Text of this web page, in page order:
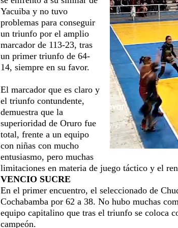
Yacuiba y no tuvo
problemas para conseguir
un triunfo por el amplio
marcador de 113-23, tras
un primer triunfo de 64-
14, siempre en su favor.
El marcador que es claro y
el triunfo contundente,
demuestra que la
superioridad de Oruro fue
total, frente a un equipo
con niñas con mucho
entusiasmo, pero muchas
limitaciones en materia de juego táctico y el
VENCIO SUCRE
En el primer encuentro, el seleccionado de
Cochabamba por 62 a 38. No hubo muchas
equipo capitalino que tras el triunfo se coloca
campeón.